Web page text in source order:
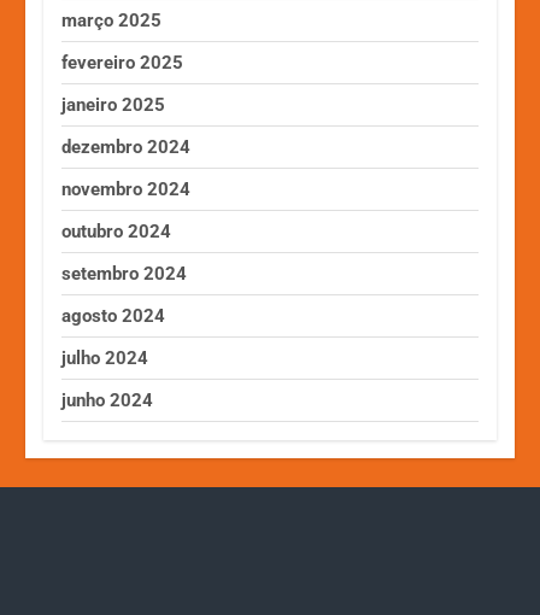
março 2025
fevereiro 2025
janeiro 2025
dezembro 2024
novembro 2024
outubro 2024
setembro 2024
agosto 2024
julho 2024
junho 2024